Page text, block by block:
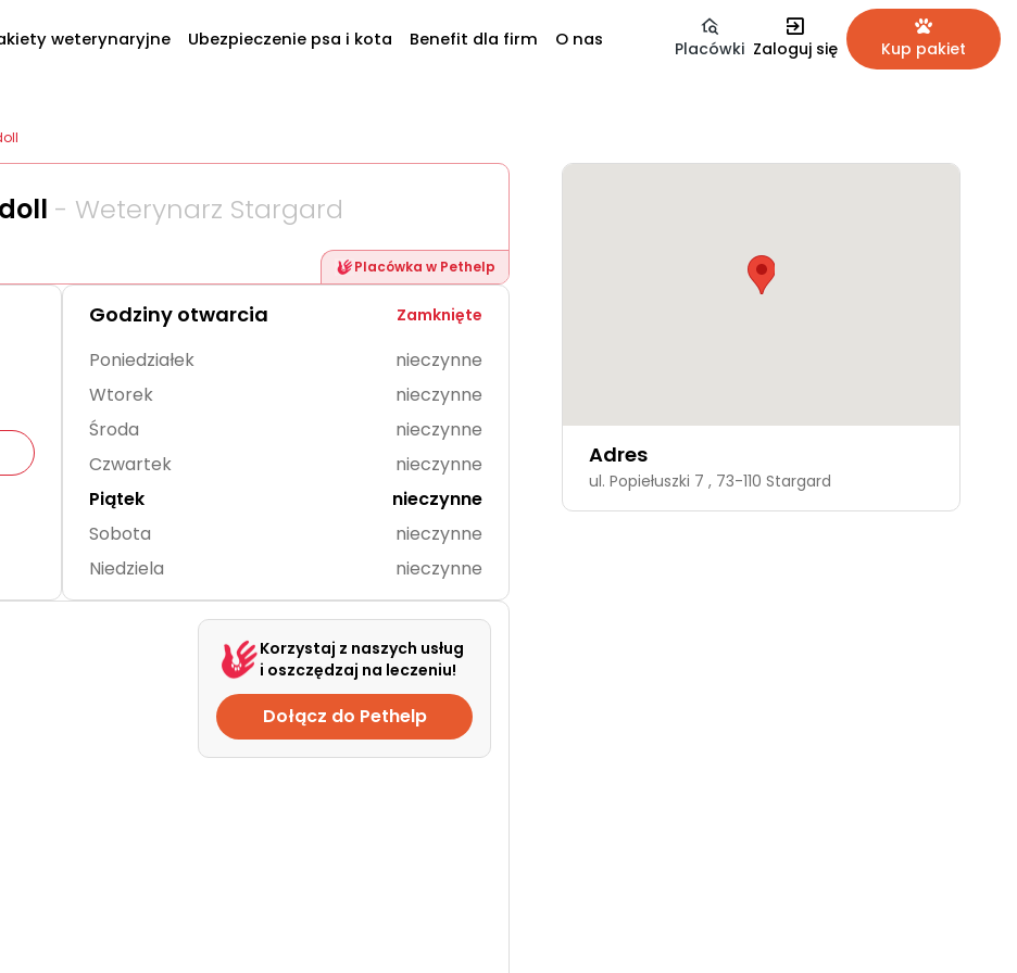
weterynaryjne Ubezpieczenie psa i kota Benefit dla firm O nas Placówki Zaloguj się Kup pakiet
- Weterynarz Stargard
Placówka w Pethelp
Godziny otwarcia Zamknięte
Poniedziałek
nieczynne
Wtorek
nieczynne
Środa
nieczynne
Czwartek
nieczynne
Piątek
nieczynne
Sobota
nieczynne
Niedziela
nieczynne
Korzystaj z naszych usług
i oszczędzaj na leczeniu!
Dołącz do Pethelp
Adres
ul. Popiełuszki 7 , 73-110 Stargard